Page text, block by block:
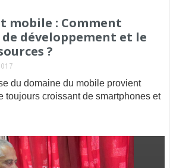
mobile : Comment
développement et le
?
du domaine du mobile provient
toujours croissant de smartphones et